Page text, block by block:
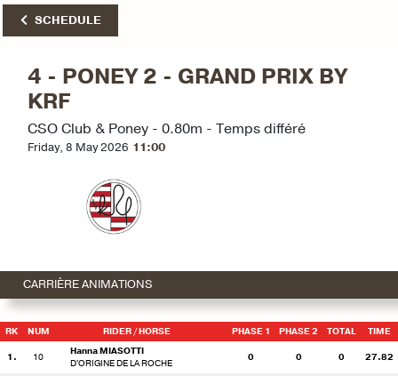
SCHEDULE
4 - PONEY 2 - GRAND PRIX BY
KRF
CSO Club & Poney - 0.80m - Temps différé
Friday, 8 May 2026 11:00
CARRIÈRE ANIMATIONS
RK NUM RIDER / HORSE PHASE 1 PHASE 2 TOTAL TIME
1. 10
Hanna MIASOTTI
D'ORIGINE DE LA ROCHE
0 0 0 27.82